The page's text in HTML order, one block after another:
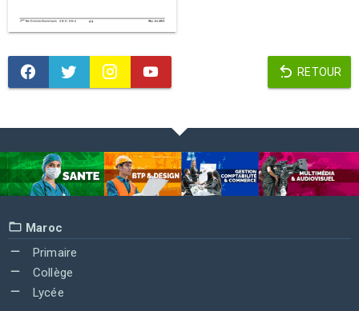
RETOUR
Maroc
Primaire
Collège
Lycée